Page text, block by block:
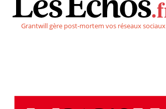
Grantwill gère post-mortem vos réseaux sociaux